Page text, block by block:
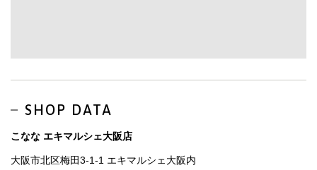
SHOP DATA
こなな エキマルシェ大阪店
大阪市北区梅田3-1-1 エキマルシェ大阪内